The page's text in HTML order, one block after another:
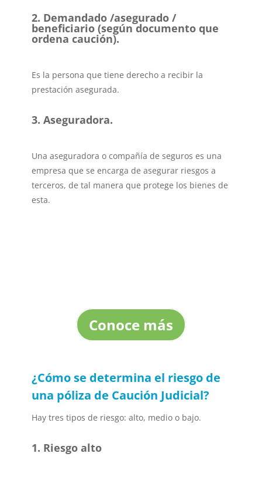
2. Demandado /asegurado /
beneficiario (según documento que
ordena caución).
Es la persona que tiene derecho a recibir la
prestación asegurada.
3. Aseguradora.
Una aseguradora o compañía de seguros es una
empresa que se encarga de asegurar riesgos a
terceros, de tal manera que protege los bienes de
esta.
Conoce más
¿Cómo se determina el riesgo de
una póliza de Caución Judicial?
Hay tres tipos de riesgo: alto, medio o bajo.
1. Riesgo alto